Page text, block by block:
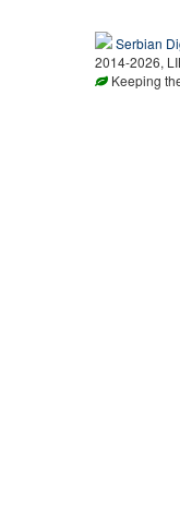
Serbian
2014-2026,
Keeping